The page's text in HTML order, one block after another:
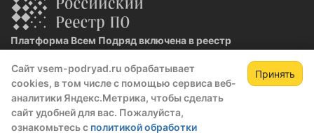
Сайт vsem-podryad.ru обрабатывает
cookies, в том числе с помощью сервиса веб-
аналитики Яндекс.Метрика, чтобы сделать
сайт удобней для вас. Пожалуйста,
ознакомьтесь с политикой обработки
Принять
Платформа Всем Подряд включена в реестр
Реестровая запись №32021 от 06.02.2026
Политика конфиденциальности